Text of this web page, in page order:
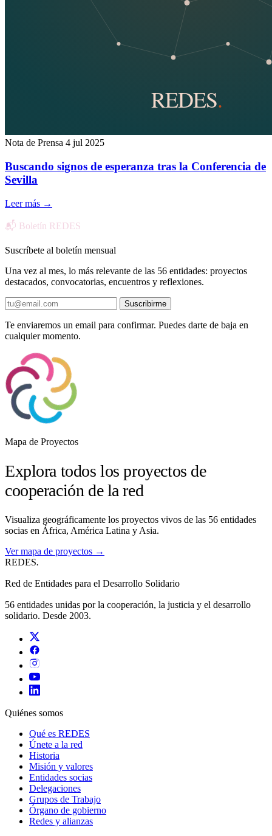
Nota de Prensa 4 jul 2025
Buscando signos de esperanza tras la Conferencia de
Sevilla
Leer más →
📬 Boletín REDES
Suscríbete al boletín mensual
Una vez al mes, lo más relevante de las 56 entidades: proyectos
destacados, convocatorias, encuentros y reflexiones.
Suscribirme
Te enviaremos un email para confirmar. Puedes darte de baja en
cualquier momento.
Mapa de Proyectos
Explora todos los proyectos de
cooperación de la red
Visualiza geográficamente los proyectos vivos de las 56 entidades
socias en África, América Latina y Asia.
Ver mapa de proyectos →
REDES.
Red de Entidades para el Desarrollo Solidario
56 entidades unidas por la cooperación, la justicia y el desarrollo
solidario. Desde 2003.
Quiénes somos
Qué es REDES
Únete a la red
Historia
Misión y valores
Entidades socias
Delegaciones
Grupos de Trabajo
Órgano de gobierno
Redes y alianzas